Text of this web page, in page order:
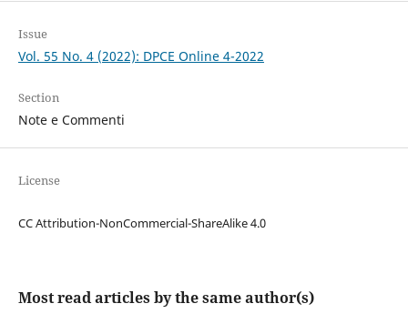
Issue
Vol. 55 No. 4 (2022): DPCE Online 4-2022
Section
Note e Commenti
License
CC Attribution-NonCommercial-ShareAlike 4.0
Most read articles by the same author(s)